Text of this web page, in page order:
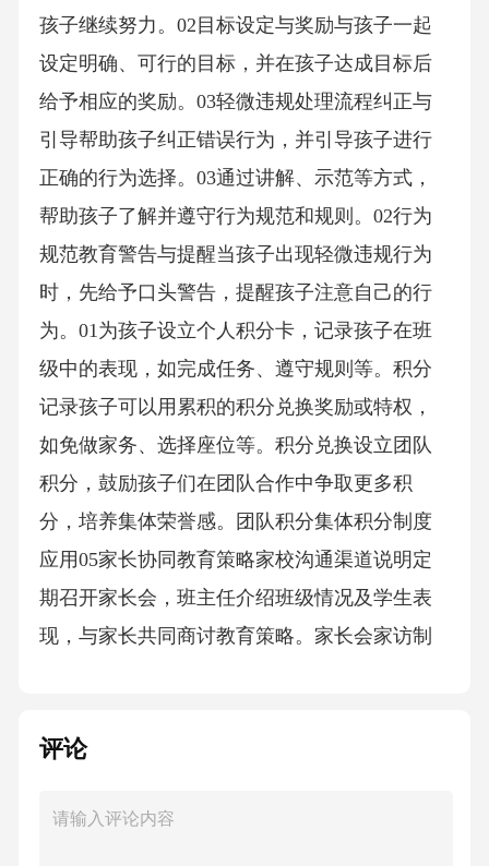
孩子继续努力。02目标设定与奖励与孩子一起
设定明确、可行的目标，并在孩子达成目标后
给予相应的奖励。03轻微违规处理流程纠正与
引导帮助孩子纠正错误行为，并引导孩子进行
正确的行为选择。03通过讲解、示范等方式，
帮助孩子了解并遵守行为规范和规则。02行为
规范教育警告与提醒当孩子出现轻微违规行为
时，先给予口头警告，提醒孩子注意自己的行
为。01为孩子设立个人积分卡，记录孩子在班
级中的表现，如完成任务、遵守规则等。积分
记录孩子可以用累积的积分兑换奖励或特权，
如免做家务、选择座位等。积分兑换设立团队
积分，鼓励孩子们在团队合作中争取更多积
分，培养集体荣誉感。团队积分集体积分制度
应用05家长协同教育策略家校沟通渠道说明定
期召开家长会，班主任介绍班级情况及学生表
现，与家长共同商讨教育策略。家长会家访制
教育。家长与教师通过电话、微信等即时通讯
律跟进方法设立家规家长与孩子共同制定家
评论